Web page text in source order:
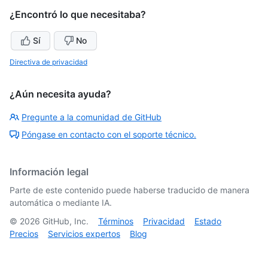
¿Encontró lo que necesitaba?
Sí No
Directiva de privacidad
¿Aún necesita ayuda?
Pregunte a la comunidad de GitHub
Póngase en contacto con el soporte técnico.
Información legal
Parte de este contenido puede haberse traducido de manera
automática o mediante IA.
© 2026 GitHub, Inc. Términos Privacidad
Estado
Precios
Servicios expertos Blog